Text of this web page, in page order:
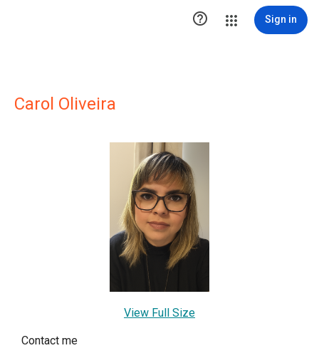
 Sign in
Carol Oliveira
View Full Size
Contact me